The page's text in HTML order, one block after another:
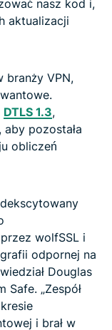
nasz kod i,
aktualizacji
branży VPN,
DTLS 1.3,
aby pozostała
obliczeń
wolfSSL i
odpornej na
Douglas
Safe. „Zespół
i brał w